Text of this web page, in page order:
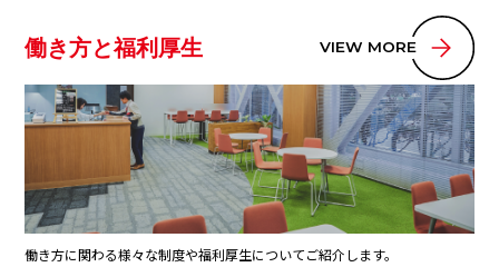
VIEW
働き方と福利厚生
働き方に関わる様々な制度や福利厚生についてご紹介します。